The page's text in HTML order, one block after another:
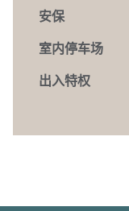
安保
室内停车场
出入特权